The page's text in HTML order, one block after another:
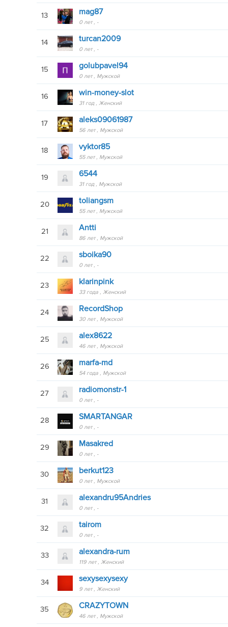
13 mag87
0 лет -
14 turcan2009
0 лет -
15 golubpavel94
0 лет Мужской
16 win-money-slot
31 год Женский
17 aleks09061987
56 лет Мужской
18 vyktor85
55 лет Мужской
19 6544
31 год Мужской
20 toliangsm
55 лет Мужской
21 Antti
86 лет Мужской
22 sboika90
0 лет -
23 klarinpink
33 года Женский
24 RecordShop
30 лет Мужской
25 alex8622
46 лет Мужской
26 marfa-md
54 года Мужской
27 radiomonstr-1
0 лет -
28 SMARTANGAR
0 лет -
29 Masakred
0 лет -
30 berkut123
0 лет Мужской
31 alexandru95Andries
0 лет -
32 tairom
0 лет -
33 alexandra-rum
119 лет Женский
34 sexysexysexy
9 лет Женский
35 CRAZYTOWN
46 лет Мужской